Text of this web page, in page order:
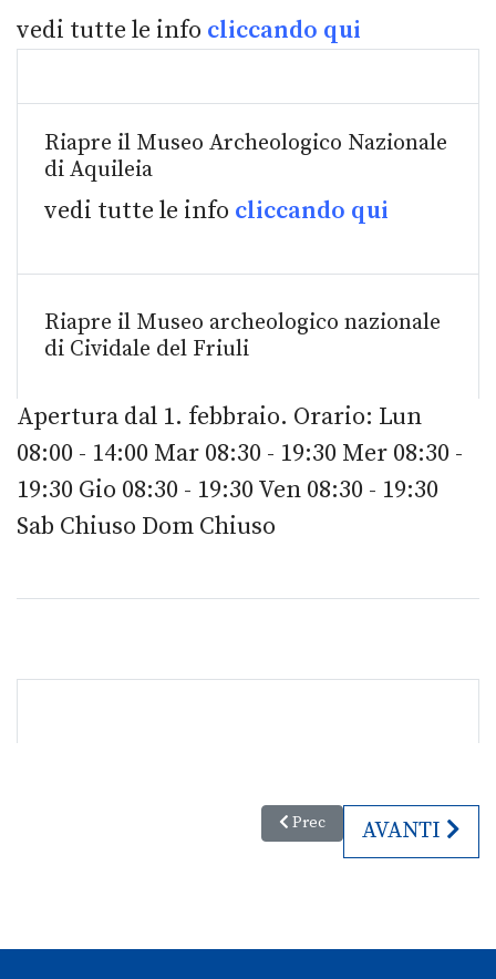
vedi tutte le info cliccando qui
Riapre il Museo Archeologico Nazionale
di Aquileia
vedi tutte le info cliccando qui
Riapre il Museo archeologico nazionale
di Cividale del Friuli
Apertura dal 1. febbraio. Orario: Lun
08:00 - 14:00 Mar 08:30 - 19:30 Mer 08:30 -
19:30 Gio 08:30 - 19:30 Ven 08:30 - 19:30
Sab Chiuso Dom Chiuso
Articolo precedente: Le
Prec ARTICOLO
AVANTI